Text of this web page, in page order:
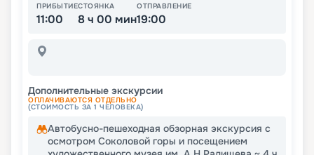
ПРИБЫТИЕ
11:00
СТОЯНКА
8 ч 00 мин
ОТПРАВЛЕНИЕ
19:00
Дополнительные экскурсии
ОПЛАЧИВАЮТСЯ ОТДЕЛЬНО
(СТОИМОСТЬ ЗА 1 ЧЕЛОВЕКА)
Автобусно-пешеходная обзорная экскурсия с
осмотром Соколовой горы и посещением